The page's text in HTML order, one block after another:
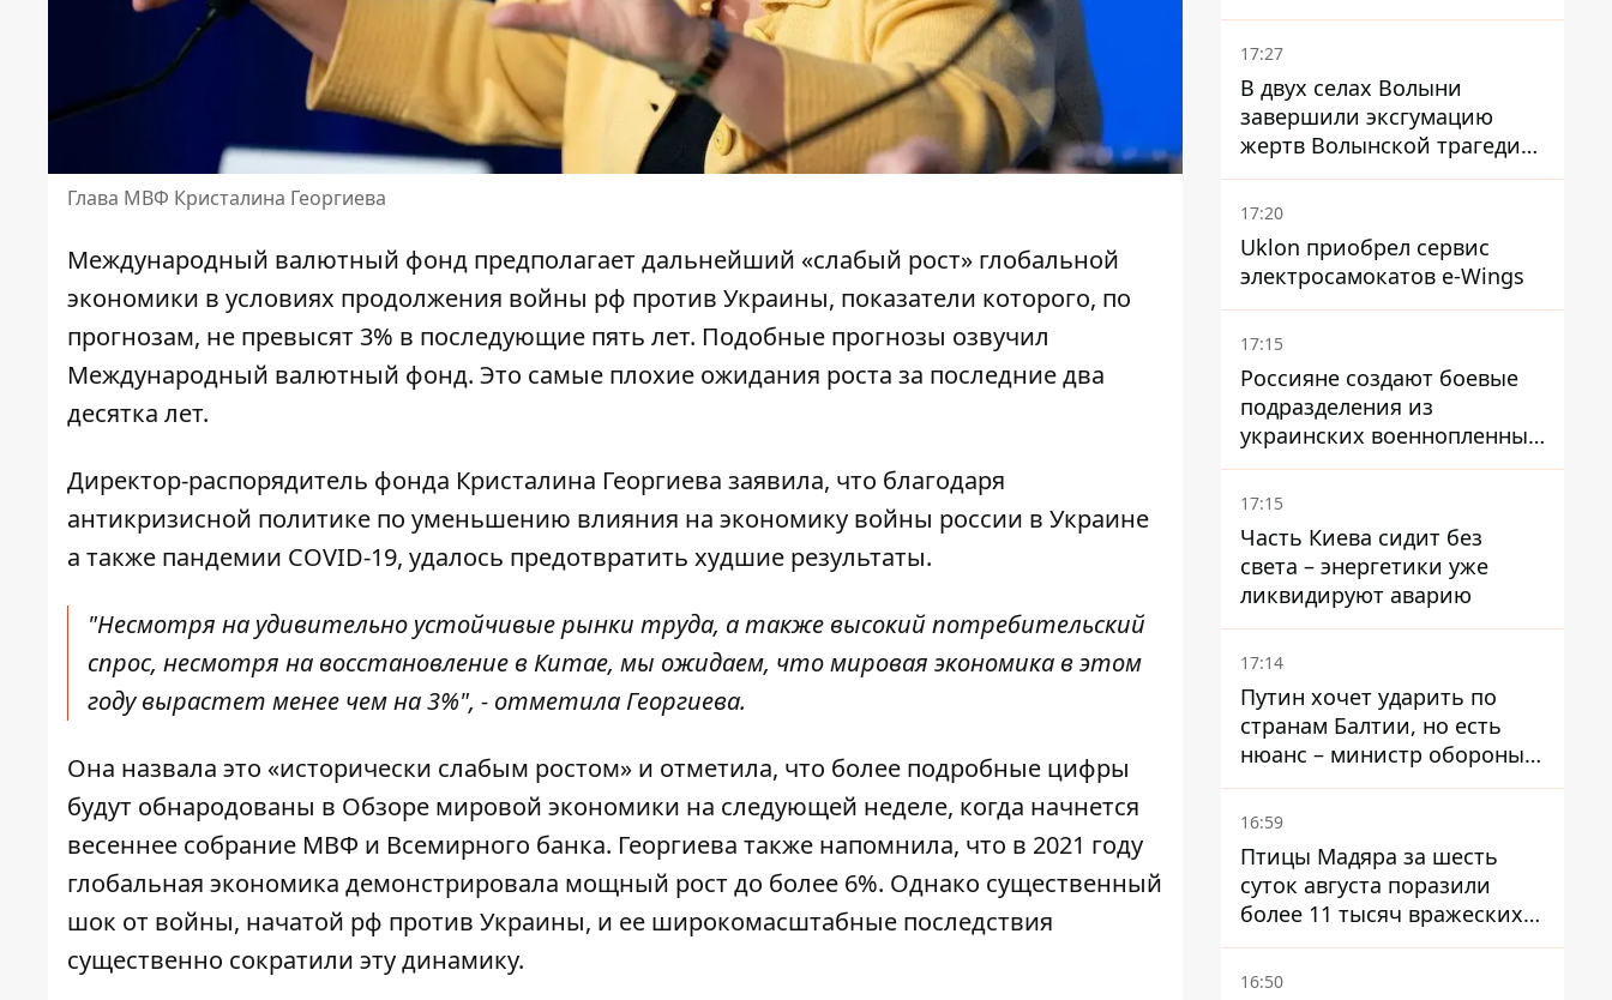
Глава МВФ Кристалина Георгиева
Международный валютный фонд предполагает дальнейший «слабый рост» глобальной
экономики в условиях продолжения войны рф против Украины, показатели которого, по
прогнозам, не превысят 3% в последующие пять лет. Подобные прогнозы озвучил
Международный валютный фонд. Это самые плохие ожидания роста за последние два
десятка лет.
Директор-распорядитель фонда Кристалина Георгиева заявила, что благодаря
антикризисной политике по уменьшению влияния на экономику войны россии в Украине
а также пандемии COVID-19, удалось предотвратить худшие результаты.
"Несмотря на удивительно устойчивые рынки труда, а также высокий потребительский
спрос, несмотря на восстановление в Китае, мы ожидаем, что мировая экономика в этом
году вырастет менее чем на 3%", - отметила Георгиева.
Она назвала это «исторически слабым ростом» и отметила, что более подробные цифры
будут обнародованы в Обзоре мировой экономики на следующей неделе, когда начнется
весеннее собрание МВФ и Всемирного банка. Георгиева также напомнила, что в 2021 году
глобальная экономика демонстрировала мощный рост до более 6%. Однако существенный
шок от войны, начатой ​​рф против Украины, и ее широкомасштабные последствия
существенно сократили эту динамику.
проливу - заключение
зависит от снятия блокады
17:27
В двух селах Волыни
завершили эксгумацию
жертв Волынской трагедии
– нашли останки 54 поляков
17:20
Uklon приобрел сервис
электросамокатов e-Wings
17:15
Россияне создают боевые
подразделения из
украинских военнопленных
- ISW
17:15
Часть Киева сидит без
света – энергетики уже
ликвидируют аварию
17:14
Путин хочет ударить по
странам Балтии, но есть
нюанс – министр обороны
Литвы сделал заявление
16:59
Птицы Мадяра за шесть
суток августа поразили
более 11 тысяч вражеских
целей и ликвидировали
около двух тысяч
16:50